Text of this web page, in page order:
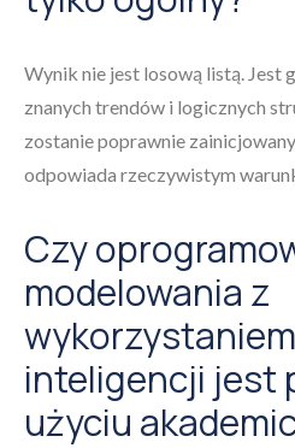
Wynik nie jest losową listą. Jest
znanych trendów i logicznych
zostanie poprawnie
odpowiada rzeczywistym
Czy
modelowania z
inteligencji jest
użyciu